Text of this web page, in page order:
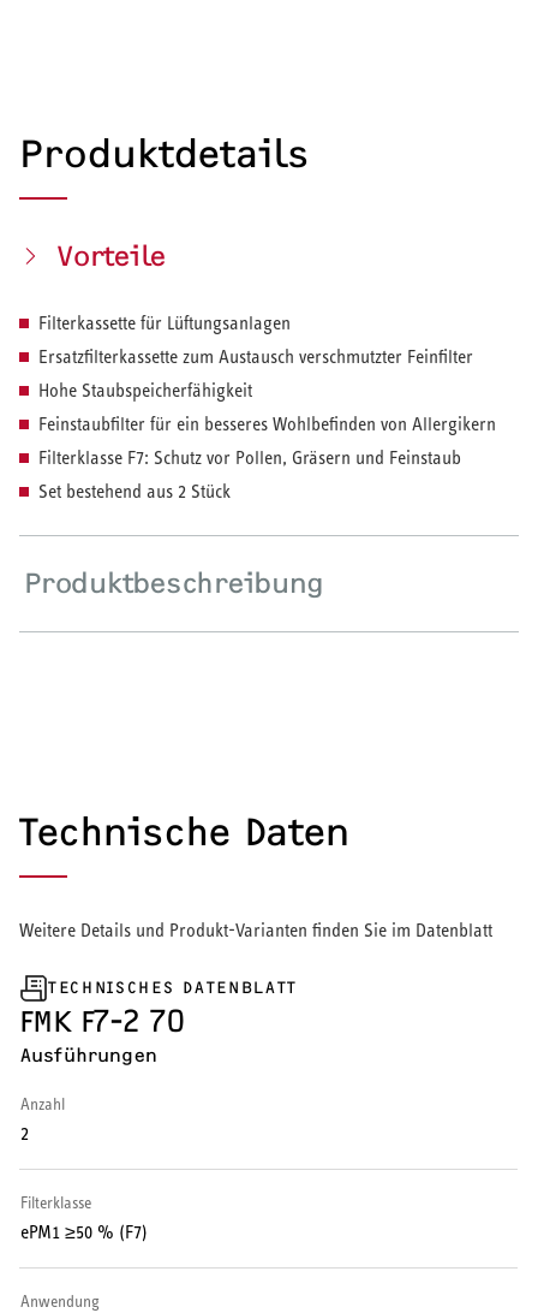
Wärmepumpe
Puffer- und Trinkwarmwasserspeicher
WARMWASSER
Durchlauferhitzer
Warmwasserspeicher
Warmwasser-Wärmepumpe
Kochendwassergeräte
Händetrockner
Produktdetails
Vorteile
Filterkassette für Lüftungsanlagen
Ersatzfilterkassette zum Austausch verschmutzter Feinfilter
Hohe Staubspeicherfähigkeit
Feinstaubfilter für ein besseres Wohlbefinden von Allergikern
Filterklasse F7: Schutz vor Pollen, Gräsern und Feinstaub
Set bestehend aus 2 Stück
Produktbeschreibung
Technische Daten
Weitere Details und Produkt-Varianten finden Sie im Datenblatt
TECHNISCHES DATENBLATT
FMK F7-2 70
Ausführungen
Anzahl
2
Filterklasse
ePM1 ≥50 % (F7)
Anwendung